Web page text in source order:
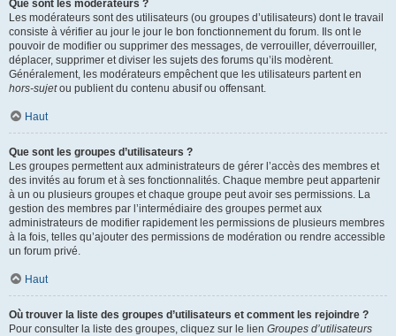
Que sont les modérateurs ?
Les modérateurs sont des utilisateurs (ou groupes d’utilisateurs) dont le travail
consiste à vérifier au jour le jour le bon fonctionnement du forum. Ils ont le
pouvoir de modifier ou supprimer des messages, de verrouiller, déverrouiller,
déplacer, supprimer et diviser les sujets des forums qu’ils modèrent.
Généralement, les modérateurs empêchent que les utilisateurs partent en
hors-sujetou publient du contenu abusif ou offensant.
Haut
Que sont les groupes d’utilisateurs ?
Les groupes permettent aux administrateurs de gérer l’accès des membres et
des invités au forum et à ses fonctionnalités. Chaque membre peut appartenir
à un ou plusieurs groupes et chaque groupe peut avoir ses permissions. La
gestion des membres par l’intermédiaire des groupes permet aux
administrateurs de modifier rapidement les permissions de plusieurs membres
à la fois, telles qu’ajouter des permissions de modération ou rendre accessible
un forum privé.
Haut
Où trouver la liste des groupes d’utilisateurs et comment les rejoindre ?
Pour consulter la liste des groupes, cliquez sur le lien Groupes d’utilisateurs